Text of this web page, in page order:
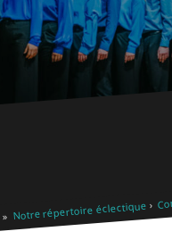
Notre répertoire éclectique